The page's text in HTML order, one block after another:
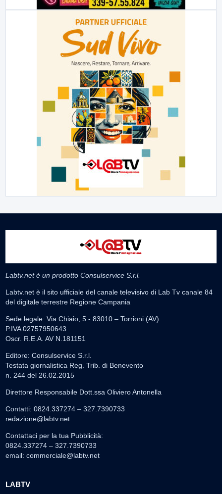
Labtv.net è un prodotto Consulservice S.r.l.
Labtv.net è il sito ufficiale del canale televisivo di Lab Tv canale 84
del digitale terrestre Regione Campania
Sede legale: Via Chiaio, 5 - 83010 – Torrioni (AV)
P.IVA 02757950643
Oscr. R.E.A. AV N.181151
Editore: Consulservice S.r.l.
Testata giornalistica Reg. Trib. di Benevento
n. 244 del 26.02.2015
Direttore Responsabile Dott.ssa Oliviero Antonella
Contatti: 0824.337274 – 327.7390733
redazione@labtv.net
Contattaci per la tua Pubblicità:
0824.337274 – 327.7390733
email: commerciale@labtv.net
LABTV